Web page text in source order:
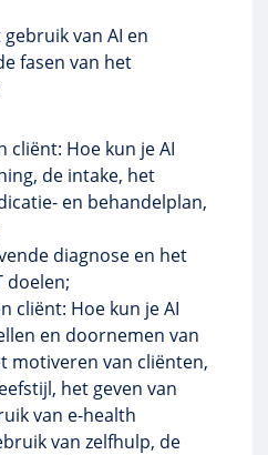
van AI en
fasen van het
cliënt: Hoe kun je AI
de intake, het
en behandelplan,
diagnose en het
doelen;
cliënt: Hoe kun je AI
en doornemen van
motiveren van cliënten,
het geven van
van e-health
van zelfhulp, de